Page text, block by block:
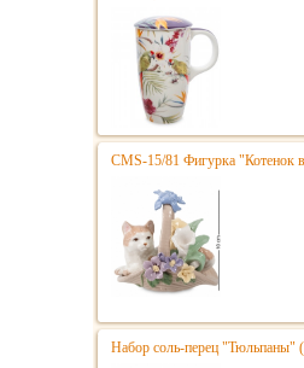
CMS-15/81 Фигурка "Котенок
Набор соль-перец "Тюльпаны"